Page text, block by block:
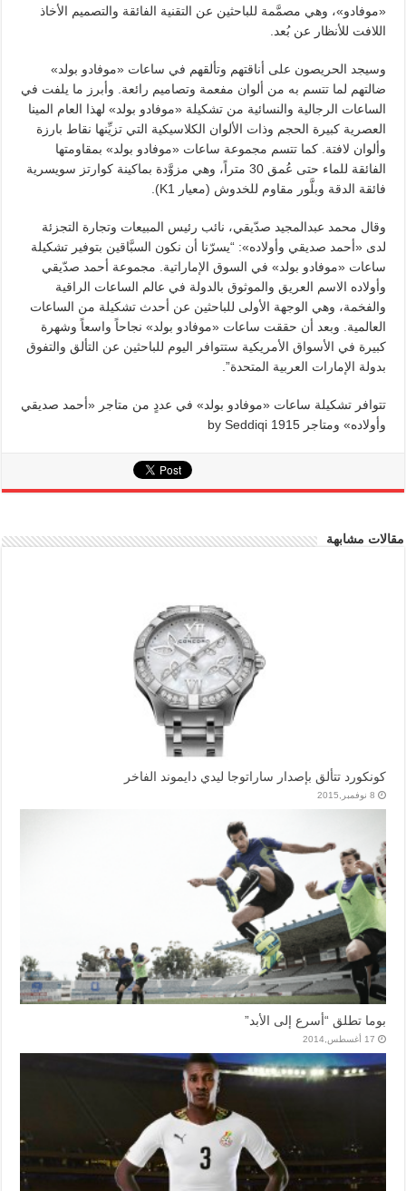
«موفادو»، وهي مصمَّمة للباحثين عن التقنية الفائقة والتصميم الأخاذ
اللافت للأنظار عن بُعد.
وسيجد الحريصون على أناقتهم وتألقهم في ساعات «موفادو بولد»
ضالتهم لما تتسم به من ألوان مفعمة وتصاميم رائعة. وأبرز ما يلفت في
الساعات الرجالية والنسائية من تشكيلة «موفادو بولد» لهذا العام المينا
العصرية كبيرة الحجم وذات الألوان الكلاسيكية التي تزيِّنها نقاط بارزة
وألوان لافتة. كما تتسم مجموعة ساعات «موفادو بولد» بمقاومتها
الفائقة للماء حتى عُمق 30 متراً، وهي مزوَّدة بماكينة كوارتز سويسرية
فائقة الدقة وبلَّور مقاوم للخدوش (معيار K1).
وقال محمد عبدالمجيد صدّيقي، نائب رئيس المبيعات وتجارة التجزئة
لدى «أحمد صديقي وأولاده»: “يسرّنا أن نكون السبَّاقين بتوفير تشكيلة
ساعات «موفادو بولد» في السوق الإماراتية. مجموعة أحمد صدّيقي
وأولاده الاسم العريق والموثوق بالدولة في عالم الساعات الراقية
والفخمة، وهي الوجهة الأولى للباحثين عن أحدث تشكيلة من الساعات
العالمية. وبعد أن حققت ساعات «موفادو بولد» نجاحاً واسعاً وشهرة
كبيرة في الأسواق الأمريكية ستتوافر اليوم للباحثين عن التألق والتفوق
بدولة الإمارات العربية المتحدة”.
تتوافر تشكيلة ساعات «موفادو بولد» في عددٍ من متاجر «أحمد صديقي
وأولاده» ومتاجر 1915 by Seddiqi
مقالات مشابهة
كونكورد تتألق بإصدار ساراتوجا ليدي دايموند الفاخر
8 نوفمبر,2015
بوما تطلق “أسرع إلى الأبد”
17 أغسطس,2014